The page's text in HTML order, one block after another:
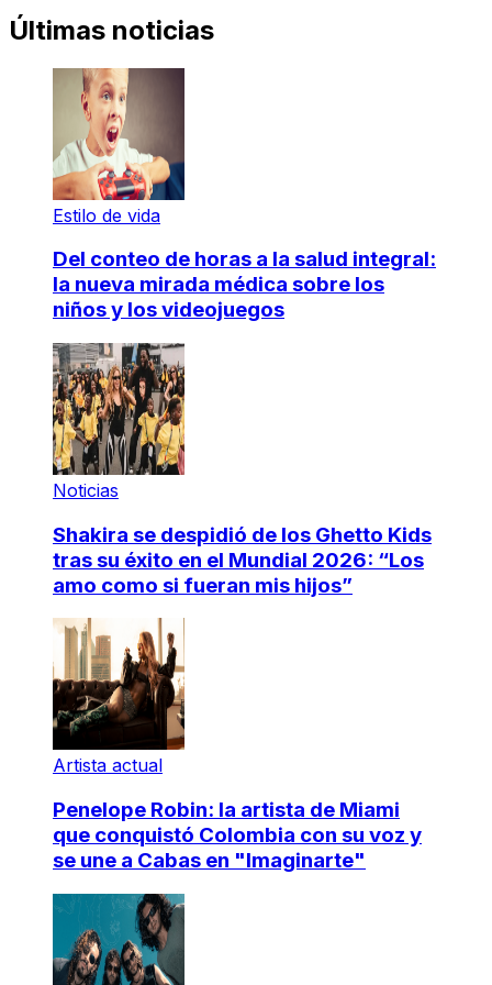
Últimas noticias
Estilo de vida
Del conteo de horas a la salud integral:
la nueva mirada médica sobre los
niños y los videojuegos
Noticias
Shakira se despidió de los Ghetto Kids
tras su éxito en el Mundial 2026: “Los
amo como si fueran mis hijos”
Artista actual
Penelope Robin: la artista de Miami
que conquistó Colombia con su voz y
se une a Cabas en "Imaginarte"